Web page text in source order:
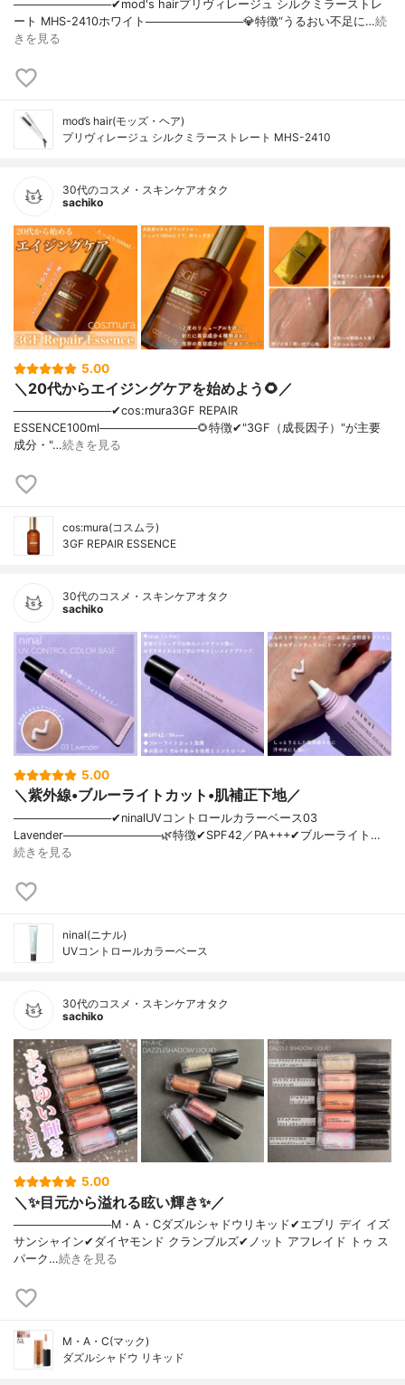
────────────✔︎mod's hairプリヴィレージュ シルクミラーストレ
ート MHS-2410ホワイト────────────💎特徴“うるおい不足に…続
きを見る
mod’s hair(モッズ・ヘア)
プリヴィレージュ シルクミラーストレート MHS-2410
30代のコスメ・スキンケアオタク
sachiko
5.00
＼20代からエイジングケアを始めよう🌻／
────────────✔︎cos:mura3GF REPAIR
ESSENCE100ml────────────🌻特徴✔︎"3GF（成長因子）"が主要
成分・"…続きを見る
cos:mura(コスムラ)
3GF REPAIR ESSENCE
30代のコスメ・スキンケアオタク
sachiko
5.00
＼紫外線•ブルーライトカット•肌補正下地／
────────────✔︎ninalUVコントロールカラーベース03
Lavender────────────🌿特徴✔︎SPF42／PA+++✔︎ブルーライト…
続きを見る
ninal(ニナル)
UVコントロールカラーベース
30代のコスメ・スキンケアオタク
sachiko
5.00
＼✨目元から溢れる眩い輝き✨／
────────────M・A・Cダズルシャドウリキッド✔︎エブリ デイ イズ
サンシャイン✔︎ダイヤモンド クランブルズ✔︎ノット アフレイド トゥ ス
パーク…続きを見る
M・A・C(マック)
ダズルシャドウ リキッド